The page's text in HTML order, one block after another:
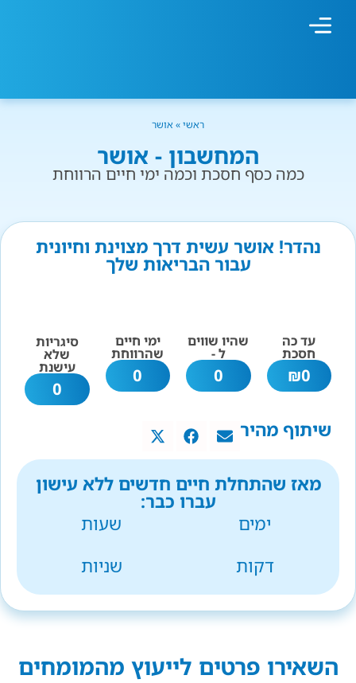
ראשי» אושר
המחשבון - אושר
כמה כסף חסכת וכמה ימי חיים הרווחת
נהדר! אושר עשית דרך מצוינת וחיונית
עבור הבריאות שלך
עד כה
חסכת
0
₪
שהיו שווים
ל -
0
ימי חיים
שהרווחת
0
סיגריות
שלא
עישנת
0
שיתוף מהיר
מאז שהתחלת חיים חדשים ללא עישון
עברו כבר:
ימים
שעות
דקות
שניות
השאירו פרטים לייעוץ מהמומחים